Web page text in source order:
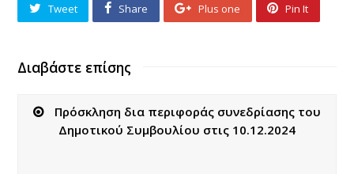
Tweet Share Plus one Pin It
Διαβάστε επίσης
Πρόσκληση δια περιφοράς συνεδρίασης του
Δημοτικού Συμβουλίου στις 10.12.2024